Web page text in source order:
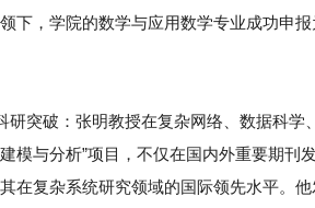
下，学院的数学与应用数学专业成功申
突破：张明教授在复杂网络、数据科学
模与分析”项目，不仅在国内外重要期刊
在复杂系统研究领域的国际领先水平。